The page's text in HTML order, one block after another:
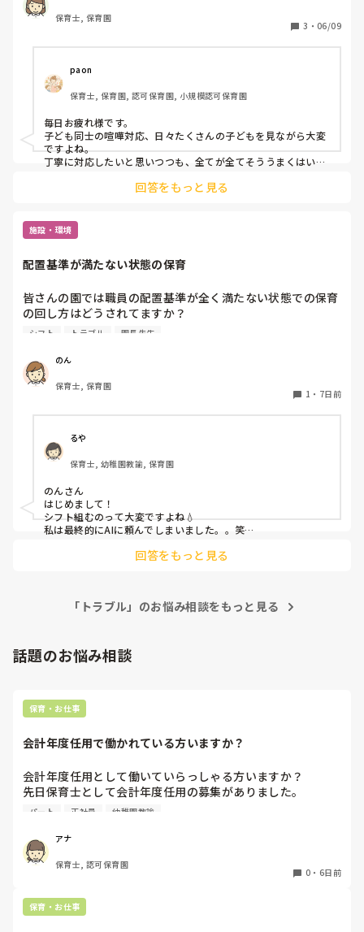
お互い相談できる先生に相談しながら、少しずつ成功体験を増
やして頑張って意義しょう！！
っていたりすると、待っててねと言うことが多く、クラス全
体を見なければいけないこととの両立が難しいです。
皆さんは幼児クラスで同時にトラブルが起こった際はどうし
ていますか？
適当に返事するのは良くないと思いつつも、全体を見れない
ことにも繋がりそうで…
よろしくお願いいたします。
また、みなさんの喧嘩の仲裁方法についても教えてほしいで
す！
保育士, 保育園
3 ・ 06/09
paon
保育士, 保育園, 認可保育園, 小規模認可保育園
毎日お疲れ様です。
子ども同士の喧嘩対応、日々たくさんの子どもを見ながら大変
ですよね。
丁寧に対応したいと思いつつも、全てが全てそううまくはいか
まだ3.4歳児さんだと自分たちで解決するのは難しい時期です
を作っていくことは大事な事だと思います。
もしその場で同時にトラブルが起こった際は、優先度をつけて
もし手が出てることがあったら、そっちの対応をして、あとで
「~された」とか言いに来てくれるのであれば、ちゃんと嫌だ
ったことを相手に伝えるべきだと思うので、時間差があっても
その2人を呼んで話を聞くようにしています。ひとつひとつ積
み重ねが大事だとわたしは思うので、少しの喧嘩でもちゃんと
回答をもっと見る
施設・環境
配置基準が満たない状態の保育
皆さんの園では職員の配置基準が全く満たない状態での保育
の回し方はどうされてますか？
うちの園で今主任としてシフトを組んでいるんですが、毎日
シフトに入れる方も少なくてシフトに入れる方は早番遅番の
繰り返しのような状態で働いてもらっています、今のところ
そのシフトに入れる先生方に残業をしてもらい配置基準を満
ょうか？園長は保育士ではないので配置基準が満たされてな
いといくら言っても居るメンバーでやるしかないでしょの一
点張りです。
産休育休中の保護者にお休みのご協力をしてもらえないか？
と打診したところ役所に通報され園長が配置基準は満たして
いるのに職員が勝手に保護者にお願いしたと言われてしまい
お休みのご協力はしてもらわないという事になりました、保
護者にお願いしてしまった私たちが悪かったのは重々承知し
だけると助かります😭
シフト トラブル 園長先生
のん
保育士, 保育園
1 ・ 7日前
るや
保育士, 幼稚園教諭, 保育園
のんさん
はじめまして！
シフト組むのって大変ですよね💧
私は最終的にAIに頼んでしまいました。。笑
お子様の年齢のカウントの仕方が異なってくると思うので確認
ないのか？
朝とおやつ以降は0〜5歳までの異年齢という恐ろしい状態。
異年齢の素晴らしさを謳っていましたけど、理由は足りないか
時短じゃない人たちの負担が大きく、不満がたまらないか心配
になってしまいますね。残業必須は最終手段にしたいところで
育休中の保護者に方へのお願いは残念でしたね。私はターゲッ
お知らせのご協力お願いしますということはやっていました
よ。「先生たちも休んでくださいね」ってお休みしてくださる
方は育休中の方が多かったです。でも実は配置のためでしたけ
どね！笑
園長が話にならないのであれば、法人の方へ連絡とか出来ない
でしょうか？公立ですか？
資格の有無に関わらず園長にも協力していただかないと、、そ
どっかの園で職員が一斉に退職したことがありましたが、そん
な風にならないと良いですね。かわいい子どもたちのため
回答をもっと見る
「トラブル」のお悩み相談をもっと見る
話題のお悩み相談
保育・お仕事
会計年度任用で働かれている方いますか？
会計年度任用として働いていらっしゃる方いますか？
先日保育士として会計年度任用の募集がありました。
赤ちゃん訪問を主にするようですが、園勤務ではなく、保育
よろしくお願いします。
パート 正社員 幼稚園教諭
アナ
保育士, 認可保育園
0 ・ 6日前
保育・お仕事